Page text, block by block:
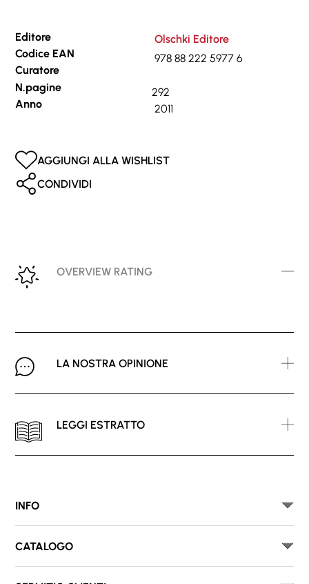
Editore
Olschki Editore
Codice EAN
978 88 222 5977 6
Curatore
N.pagine
292
Anno
2011
AGGIUNGI ALLA WISHLIST
CONDIVIDI
OVERVIEW RATING
LA NOSTRA OPINIONE
LEGGI ESTRATTO
INFO
CATALOGO